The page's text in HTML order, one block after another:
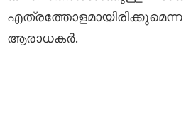
ആരാധകർ.